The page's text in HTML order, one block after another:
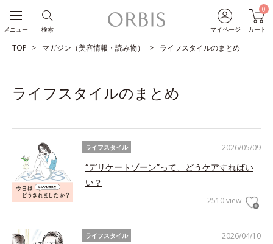
マイページ
0
カート
検索
メニュー
TOP マガジン（美容情報・読み物） ライフスタイルのまとめ
ライフスタイルのまとめ
2026/05/09
ライフスタイル
“デリケートゾーン”って、どうケアすればい
い？
2510 view
2026/04/10
ライフスタイル